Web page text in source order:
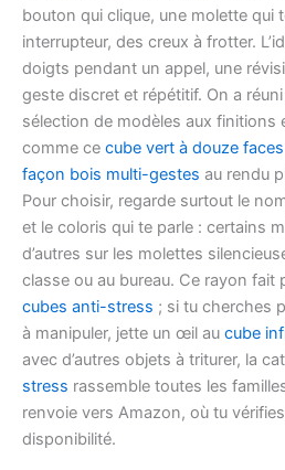
bouton qui clique, une molette qui
interrupteur, des creux à frotter.
doigts pendant un appel, une
geste discret et répétitif. On a
sélection de modèles aux finitions
comme ce cube vert à douze faces
façon bois multi-gestes au rendu
Pour choisir, regarde surtout le
et le coloris qui te parle : certains
d’autres sur les molettes
classe ou au bureau. Ce rayon fait
cubes anti-stress ; si tu cherches
à manipuler, jette un œil au cube
avec d’autres objets à triturer, la
stress rassemble toutes les
renvoie vers Amazon, où tu
disponibilité.